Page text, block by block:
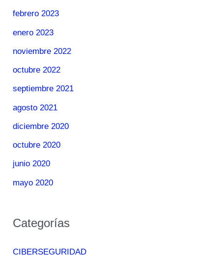
febrero 2023
enero 2023
noviembre 2022
octubre 2022
septiembre 2021
agosto 2021
diciembre 2020
octubre 2020
junio 2020
mayo 2020
Categorías
CIBERSEGURIDAD